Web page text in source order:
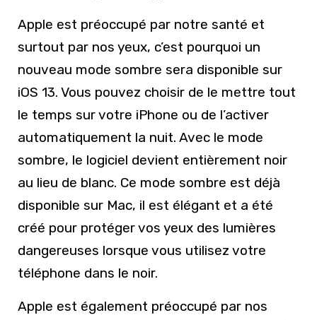
Apple est préoccupé par notre santé et
surtout par nos yeux, c’est pourquoi un
nouveau mode sombre sera disponible sur
iOS 13. Vous pouvez choisir de le mettre tout
le temps sur votre iPhone ou de l’activer
automatiquement la nuit. Avec le mode
sombre, le logiciel devient entièrement noir
au lieu de blanc. Ce mode sombre est déjà
disponible sur Mac, il est élégant et a été
créé pour protéger vos yeux des lumières
dangereuses lorsque vous utilisez votre
téléphone dans le noir.
Apple est également préoccupé par nos